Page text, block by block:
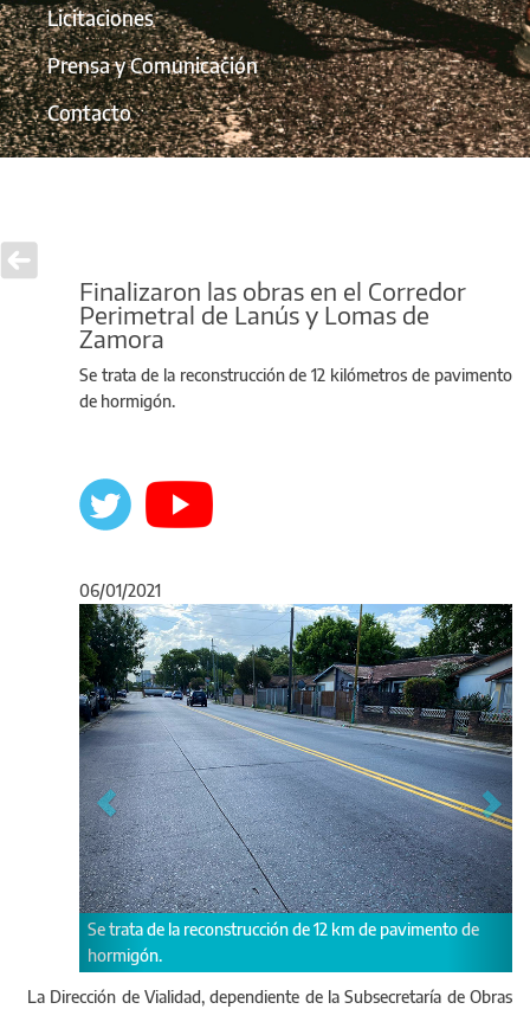
Licitaciones
Prensa y Comunicación
Contacto
Finalizaron las obras en el Corredor
Perimetral de Lanús y Lomas de
Zamora
Se trata de la reconstrucción de 12 kilómetros de pavimento
de hormigón.
06/01/2021
de 12 km de pavimento de
Esta obra fue reactivada en
Anterior
La Dirección de Vialidad, dependiente de la Subsecretaría de Obras